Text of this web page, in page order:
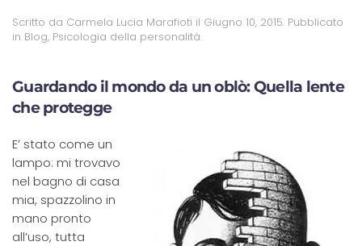
Scritto da Carmela Lucia Marafioti il Giugno 10, 2015. Pubblicato
in Blog, Psicologia della personalità.
Guardando il mondo da un oblò: Quella lente
che protegge
E’ stato come un
lampo: mi trovavo
nel bagno di casa
mia, spazzolino in
mano pronto
all’uso, tutta